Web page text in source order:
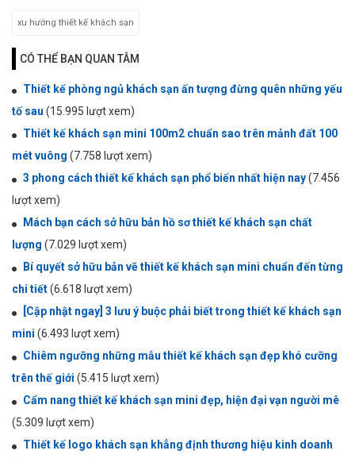
xu hướng thiết kế khách sạn
CÓ THỂ BẠN QUAN TÂM
Thiết kế phòng ngủ khách sạn ấn tượng đừng quên những yếu
tố sau (15.995 lượt xem)
Thiết kế khách sạn mini 100m2 chuẩn sao trên mảnh đất 100
mét vuông (7.758 lượt xem)
3 phong cách thiết kế khách sạn phổ biến nhất hiện nay(7.456
lượt xem)
Mách bạn cách sở hữu bản hồ sơ thiết kế khách sạn chất
lượng (7.029 lượt xem)
Bí quyết sở hữu bản vẽ thiết kế khách sạn mini chuẩn đến từng
chi tiết(6.618 lượt xem)
[Cập nhật ngay] 3 lưu ý buộc phải biết trong thiết kế khách sạn
mini (6.493 lượt xem)
Chiêm ngưỡng những mẫu thiết kế khách sạn đẹp khó cưỡng
trên thế giới (5.415 lượt xem)
Cẩm nang thiết kế khách sạn mini đẹp, hiện đại vạn người mê
(5.309 lượt xem)
Thiết kế logo khách sạn khẳng định thương hiệu kinh doanh